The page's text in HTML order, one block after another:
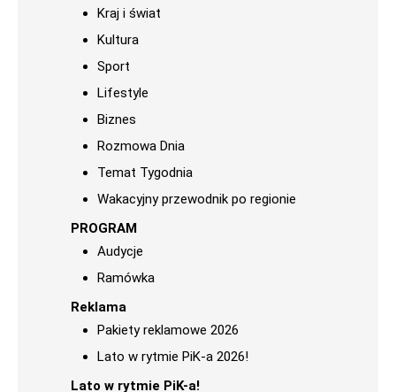
Kraj i świat
Kultura
Sport
Lifestyle
Biznes
Rozmowa Dnia
Temat Tygodnia
Wakacyjny przewodnik po regionie
PROGRAM
Audycje
Ramówka
Reklama
Pakiety reklamowe 2026
Lato w rytmie PiK-a 2026!
Lato w rytmie PiK-a!